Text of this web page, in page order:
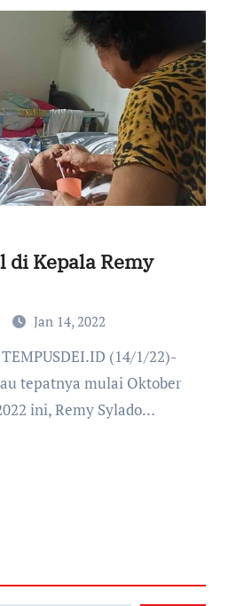
di Kepala Remy
Jan 14, 2022
tepatnya mulai Oktober
ini, Remy Sylado…